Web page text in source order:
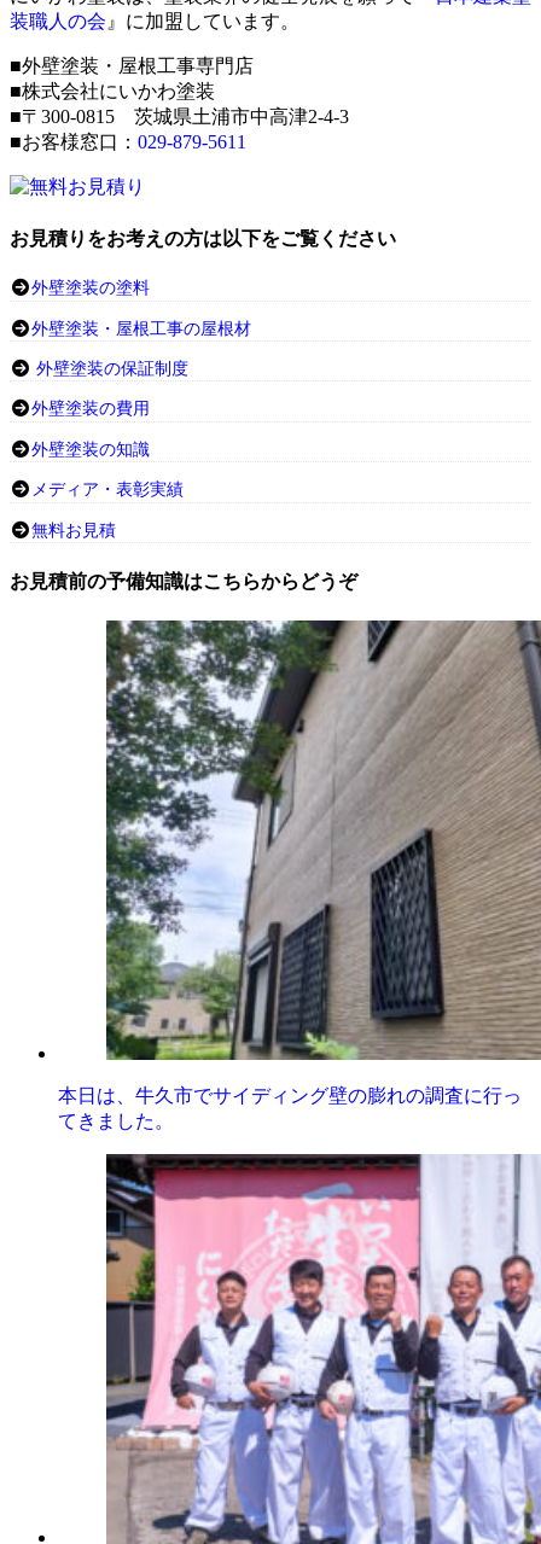
装職人の会 』に加盟しています。
■外壁塗装・屋根工事専門店
■株式会社にいかわ塗装
■〒300-0815 茨城県土浦市中高津2-4-3
■お客様窓口： 029-879-5611
お見積りをお考えの方は以下をご覧ください
外壁塗装の塗料
外壁塗装・屋根工事の屋根材
外壁塗装の保証制度
外壁塗装の費用
外壁塗装の知識
メディア・表彰実績
無料お見積
お見積前の予備知識はこちらからどうぞ
本日は、牛久市でサイディング壁の膨れの調査に行っ
てきました。